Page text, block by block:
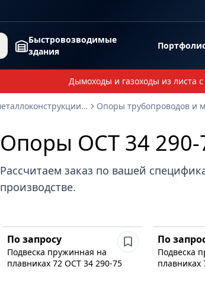
Быстровозводимые
здания
Дымоходы и газоходы из листа
Опорные металлоконструкции и изделия
Опоры ОСТ 34 290-
Рассчитаем заказ по вашей
производстве.
По запросу
Подвеска пружинная на
плавниках 72 ОСТ 34 290-75
По
Подвеска
плавниках